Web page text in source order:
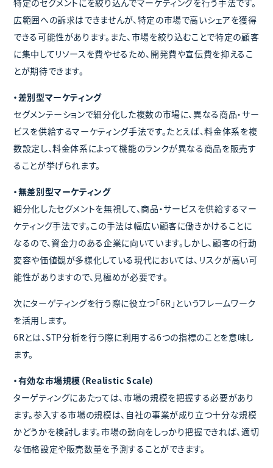
特定のセグメントにを絞り込んでマーケティングを行う手法です。
広範囲への訴求はできませんが、特定の市場で高いシェアを獲得
できる可能性があります。また、市場を絞り込むことで特定の顧客
に集中してリソースを費やせるため、開発費や宣伝費を抑えるこ
とが期待できます。
・差別型マーケティング
セグメンテーションで細分化した複数の市場に、異なる商品・サー
ビスを供給するマーケティング手法です。たとえば、料金体系を複
数設定し、料金体系によって機能のランクが異なる商品を販売す
ることが挙げられます。
・無差別型マーケティング
細分化したセグメントを無視して、商品・サービスを供給するマー
ケティング手法です。この手法は幅広い顧客に働きかけることに
なるので、資金力のある企業に向いています。しかし、顧客の行動
変容や価値観が多様化している現代においては、リスクが高い可
能性がありますので、見極めが必要です。
次にターゲティングを行う際に役立つ「6R」というフレームワーク
を活用します。
6Rとは、STP分析を行う際に利用する6つの指標のことを意味し
ます。
・有効な市場規模（Realistic Scale）
ターゲティングにあたっては、市場の規模を把握する必要があり
ます。参入する市場の規模は、自社の事業が成り立つ十分な規模
かどうかを検討します。市場の動向をしっかり把握できれば、適切
な価格設定や販売数量を予測することができます。